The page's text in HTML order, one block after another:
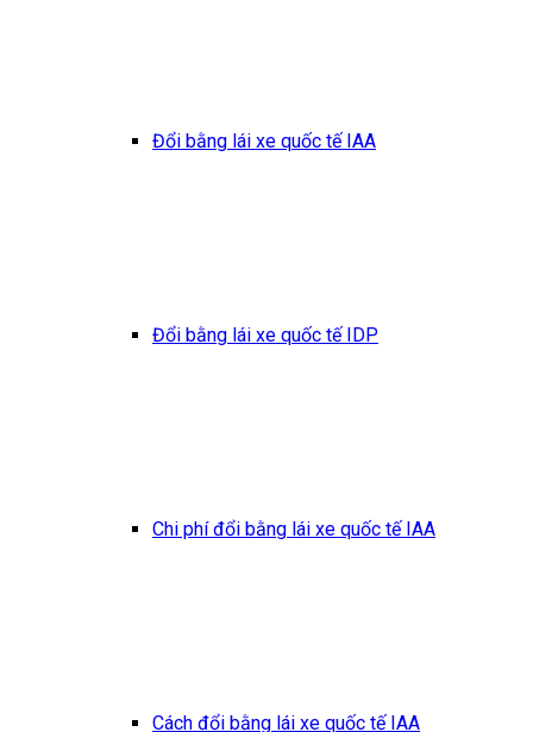
Đổi bằng lái xe quốc tế IAA
Đổi bằng lái xe quốc tế IDP
Chi phí đổi bằng lái xe quốc tế IAA
Cách đổi bằng lái xe quốc tế IAA